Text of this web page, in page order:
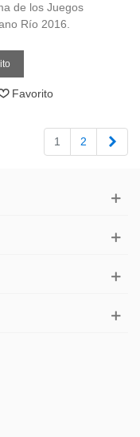
de los Juegos
Río 2016.
Favorito
1 2